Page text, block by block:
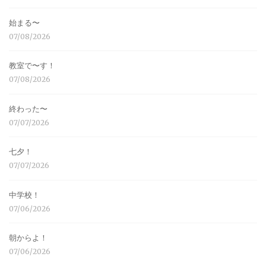
始まる〜
07/08/2026
教室で〜す！
07/08/2026
終わった〜
07/07/2026
七夕！
07/07/2026
中学校！
07/06/2026
朝からよ！
07/06/2026